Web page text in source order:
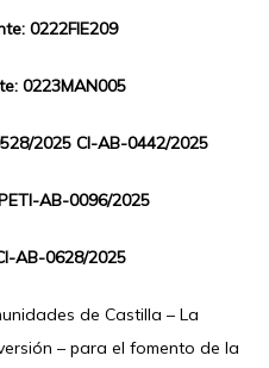
0222FIE209
0223MAN005
2025 CI-AB-0442/2025
AB-0096/2025
AB-0628/2025
de Castilla – La
– para el fomento de la